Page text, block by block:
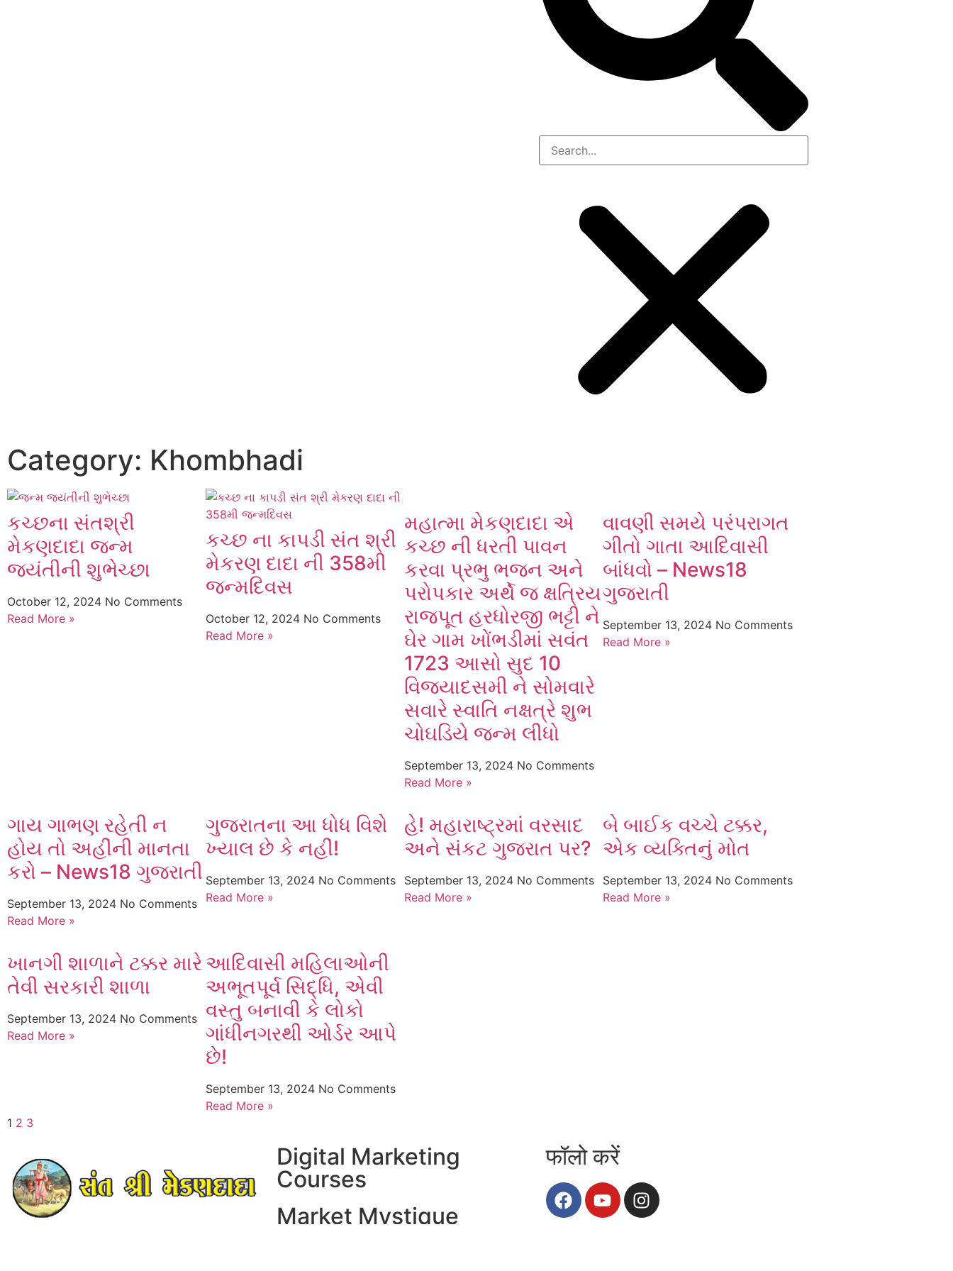
Category: Khombhadi
કચ્છના સંતશ્રી
મેકણદાદા જન્મ
જયંતીની શુભેચ્છા
October 12, 2024 No Comments
Read More »
કચ્છ ના કાપડી સંત શ્રી
મેકરણ દાદા ની 358મી
જન્મદિવસ
October 12, 2024 No Comments
Read More »
મહાત્મા મેકણદાદા એ
કચ્છ ની ધરતી પાવન
કરવા પ્રભુ ભજન અને
પરોપકાર અર્થે જ ક્ષત્રિય
રાજપૂત હરધોરજી ભટ્ટી ને
ઘેર ગામ ખોંભડીમાં સવંત
1723 આસો સુદ 10
વિજયાદસમી ને સોમવારે
સવારે સ્વાતિ નક્ષત્રે શુભ
ચોઘડિયે જન્મ લીધો
September 13, 2024 No Comments
Read More »
વાવણી સમયે પરંપરાગત
ગીતો ગાતા આદિવાસી
બાંધવો – News18
ગુજરાતી
September 13, 2024 No Comments
Read More »
ગાય ગાભણ રહેતી ન
હોય તો અહીંની માનતા
કરો – News18 ગુજરાતી
September 13, 2024 No Comments
Read More »
ગુજરાતના આ ધોધ વિશે
ખ્યાલ છે કે નહીં!
September 13, 2024 No Comments
Read More »
હે! મહારાષ્ટ્રમાં વરસાદ
અને સંકટ ગુજરાત પર?
September 13, 2024 No Comments
Read More »
બે બાઈક વચ્ચે ટક્કર,
એક વ્યક્તિનું મોત
September 13, 2024 No Comments
Read More »
ખાનગી શાળાને ટક્કર મારે
તેવી સરકારી શાળા
September 13, 2024 No Comments
Read More »
આદિવાસી મહિલાઓની
અભૂતપૂર્વ સિદ્ધિ, એવી
વસ્તુ બનાવી કે લોકો
ગાંધીનગરથી ઓર્ડર આપે
છે!
September 13, 2024 No Comments
Read More »
1 2 3
Digital Marketing
Courses
Market Mystique
फॉलो करें